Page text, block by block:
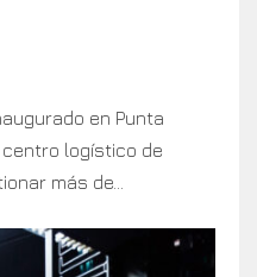
en Punta
centro logístico de
más de...